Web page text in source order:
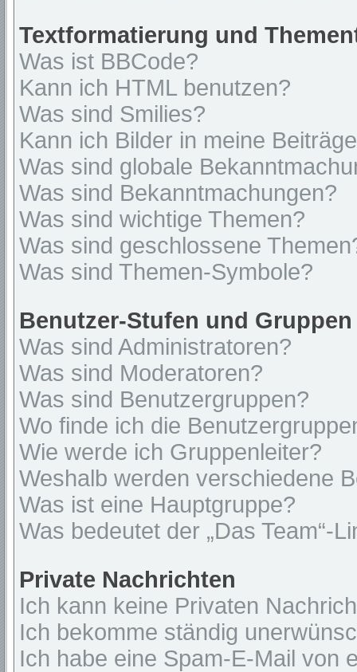
Textformatierung und
Was ist BBCode?
Kann ich HTML benutzen?
Was sind Smilies?
Kann ich Bilder in meine
Was sind globale
Was sind Bekanntmachungen?
Was sind wichtige Themen?
Was sind geschlossene
Was sind Themen-Symbole?
Benutzer-Stufen und Gruppen
Was sind Administratoren?
Was sind Moderatoren?
Was sind Benutzergruppen?
Wo finde ich die
Wie werde ich Gruppenleiter?
Weshalb werden verschiedene
Was ist eine Hauptgruppe?
Was bedeutet der „Das Team“-
Private Nachrichten
Ich kann keine Privaten
Ich bekomme ständig
Ich habe eine Spam-E-Mail von